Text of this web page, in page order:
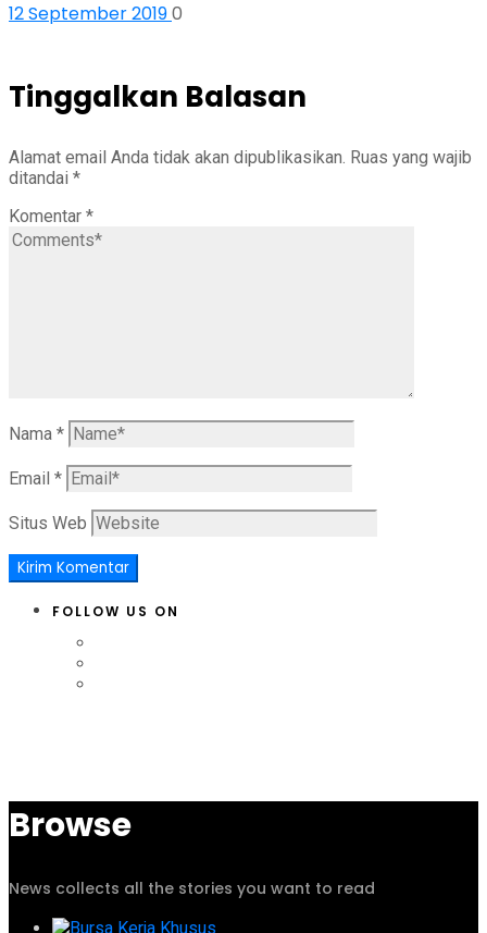
12 September 20190
Tinggalkan Balasan
Alamat email Anda tidak akan dipublikasikan. Ruas yang wajib
ditandai *
Komentar *
Nama *
Email *
Situs Web
FOLLOW US ON
Browse
News collects all the stories you want to read